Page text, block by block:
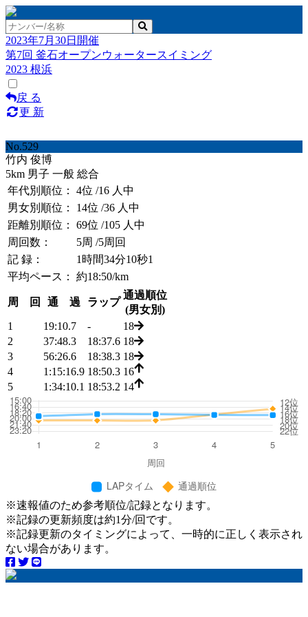
2023年7月30日開催
第7回 釜石オープンウォータースイミング
2023 根浜
戻 る
更 新
No.529
竹内 俊博
5km 男子 一般 総合
年代別順位：
4位 /16 人中
男女別順位：
14位 /36 人中
距離別順位：
69位 /105 人中
周回数：
5周 /5周回
記 録：
1時間34分10秒1
平均ペース：
約18:50/km
周 回 通 過 ラップ
通過順位
(男女別)
1
19:10.7 -
18
2
37:48.3 18:37.6 18
3
56:26.6 18:38.3 18
4
1:15:16.9 18:50.3 16
5
1:34:10.1 18:53.2 14
※速報値のため参考順位/記録となります。
※記録の更新頻度は約1分/回です。
※記録更新のタイミングによって、一時的に正しく表示され
ない場合があります。